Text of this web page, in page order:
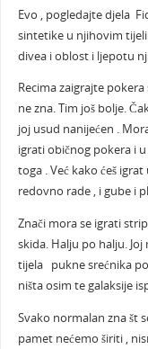
Evo , pogledajte djela
sintetike u njihovim
divea i oblost i ljepotu
Recima zaigrajte
ne zna. Tim još bolje.
joj usud nanijećen .
igrati običnog pokera i
toga . Već kako ćeš
redovno rade , i gube i
Znači mora se igrati
skida. Halju po halju.
tijela pukne srećnika
ništa osim te galaksije
Svako normalan zna št
pamet nećemo širiti ,